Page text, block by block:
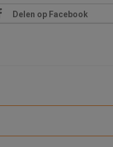
Delen op Facebook